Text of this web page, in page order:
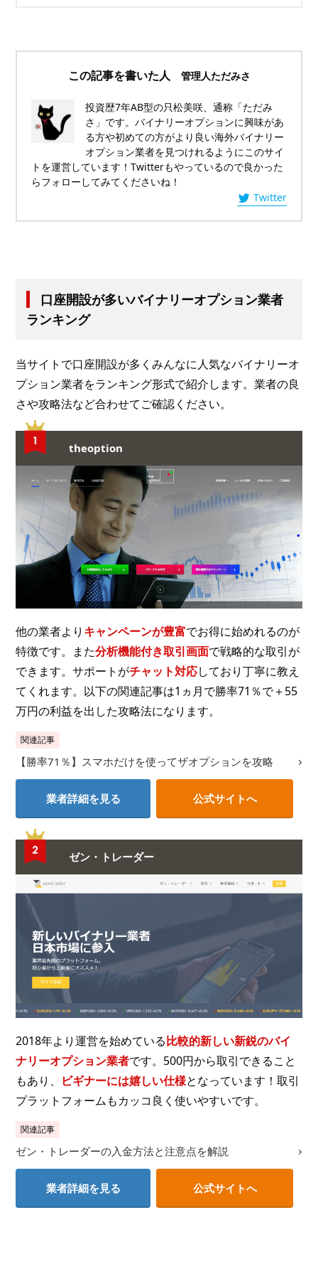
この記事を書いた人 管理人ただみさ
投資歴7年AB型の只松美咲、通称「ただみ
さ」です。バイナリーオプションに興味があ
る方や初めての方がより良い海外バイナリー
オプション業者を見つけれるようにこのサイ
トを運営しています！Twitterもやっているので良かった
らフォローしてみてくださいね！
Twitter
口座開設が多いバイナリーオプション業者
ランキング
当サイトで口座開設が多くみんなに人気なバイナリーオ
プション業者をランキング形式で紹介します。業者の良
さや攻略法など合わせてご確認ください。
theoption
他の業者より キャンペーンが豊富でお得に始めれるのが
特徴です。また分析機能付き取引画面で戦略的な取引が
できます。サポートがチャット対応しており丁寧に教え
てくれます。以下の関連記事は1ヵ月で勝率71％で＋55
万円の利益を出した攻略法になります。
関連記事
【勝率71％】スマホだけを使ってザオプションを攻略
業者詳細を見る 公式サイトへ
ゼン・トレーダー
2018年より運営を始めている比較的新しい新鋭のバイ
ナリーオプション業者です。500円から取引できること
もあり、
ビギナーには嬉しい仕様となっています！取引
プラットフォームもカッコ良く使いやすいです。
関連記事
ゼン・トレーダーの入金方法と注意点を解説
業者詳細を見る 公式サイトへ